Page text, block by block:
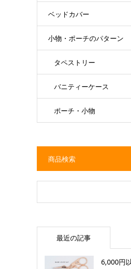
ベッドカバー
小物・ポーチのパターン
タペストリー
バニティーケース
ポーチ・小物
商品検索
最近の記事
6,000円